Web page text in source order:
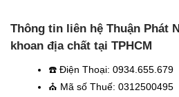
Thông tin liên hệ Thuận Phát
khoan địa chất tại TPHCM
☎️ Điện Thoại: 0934.655.679
⛪️ Mã số Thuế: 0312500495